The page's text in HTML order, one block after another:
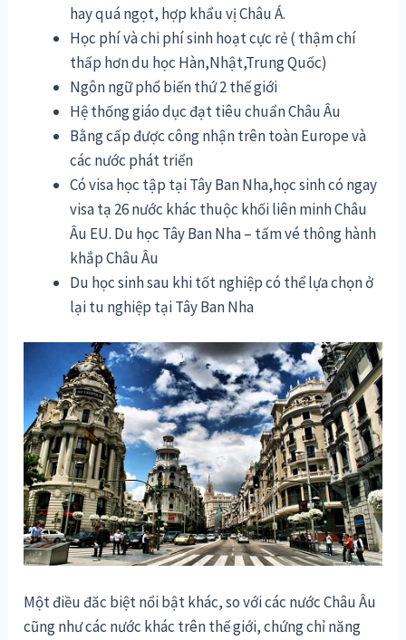
hay quá ngọt, hợp khẩu vị Châu Á.
Học phí và chi phí sinh hoạt cực rẻ ( thậm chí
thấp hơn du học Hàn,Nhật,Trung Quốc)
Ngôn ngữ phổ biến thứ 2 thế giới
Hệ thống giáo dục đạt tiêu chuẩn Châu Âu
Bằng cấp được công nhận trên toàn Europe và
các nước phát triển
Có visa học tập tại Tây Ban Nha,học sinh có ngay
visa tạ 26 nước khác thuộc khối liên minh Châu
Âu EU. Du học Tây Ban Nha – tấm vé thông hành
khắp Châu Âu
Du học sinh sau khi tốt nghiệp có thể lựa chọn ở
lại tu nghiệp tại Tây Ban Nha
Một điều đăc biệt nổi bật khác, so với các nước Châu Âu
cũng như các nước khác trên thế giới, chứng chỉ năng